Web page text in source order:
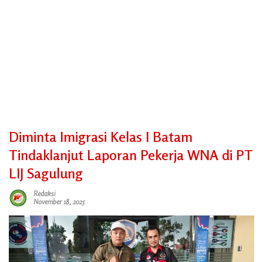
Diminta Imigrasi Kelas I Batam
Tindaklanjut Laporan Pekerja WNA di PT
LIJ Sagulung
Redaksi
November 18, 2025